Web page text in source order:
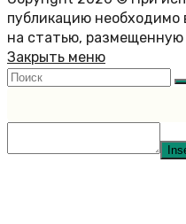
публикацию необходимо
на статью,
Закрыть меню